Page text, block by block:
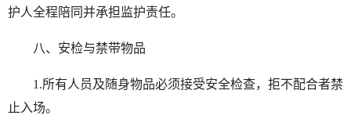
护人全程陪同并承担监护责任。
八、安检与禁带物品
1.所有人员及随身物品必须接受安全检查，拒不配合者禁
止入场。